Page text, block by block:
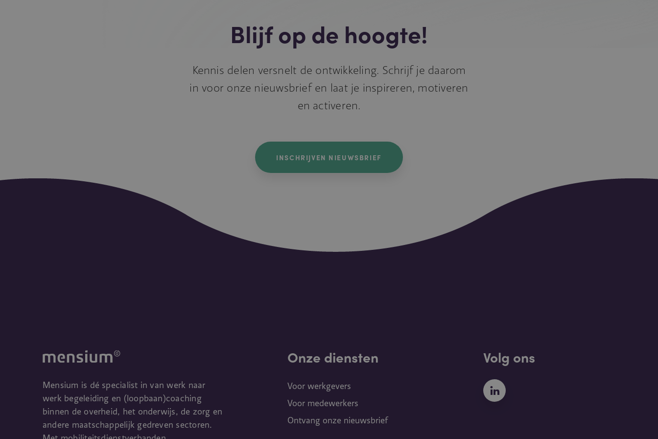
Blijf op de hoogte!
Kennis delen versnelt de ontwikkeling. Schrijf je daarom
in voor onze nieuwsbrief en laat je inspireren, motiveren
en activeren.
INSCHRIJVEN NIEUWSBRIEF
Mensium is dé specialist in van werk naar
werk begeleiding en (loopbaan)coaching
binnen de overheid, het onderwijs, de zorg en
andere maatschappelijk gedreven sectoren.
Onze diensten
Voor werkgevers
Voor medewerkers
Ontvang onze nieuwsbrief
Volg ons